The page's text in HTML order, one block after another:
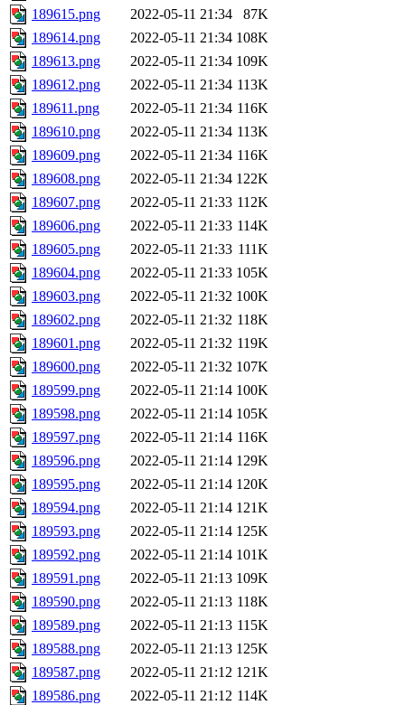
189615.png
2022-05-11 21:34
87K
189614.png
2022-05-11 21:34 108K
189613.png
2022-05-11 21:34 109K
189612.png
2022-05-11 21:34 113K
189611.png
2022-05-11 21:34 116K
189610.png
2022-05-11 21:34 113K
189609.png
2022-05-11 21:34 116K
189608.png
2022-05-11 21:34 122K
189607.png
2022-05-11 21:33 112K
189606.png
2022-05-11 21:33 114K
189605.png
2022-05-11 21:33 111K
189604.png
2022-05-11 21:33 105K
189603.png
2022-05-11 21:32 100K
189602.png
2022-05-11 21:32 118K
189601.png
2022-05-11 21:32 119K
189600.png
2022-05-11 21:32 107K
189599.png
2022-05-11 21:14 100K
189598.png
2022-05-11 21:14 105K
189597.png
2022-05-11 21:14 116K
189596.png
2022-05-11 21:14 129K
189595.png
2022-05-11 21:14 120K
189594.png
2022-05-11 21:14 121K
189593.png
2022-05-11 21:14 125K
189592.png
2022-05-11 21:14 101K
189591.png
2022-05-11 21:13 109K
189590.png
2022-05-11 21:13 118K
189589.png
2022-05-11 21:13 115K
189588.png
2022-05-11 21:13 125K
189587.png
2022-05-11 21:12 121K
189586.png
2022-05-11 21:12 114K